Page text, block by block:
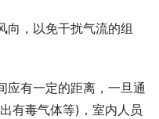
向，以免干扰气流的组
应有一定的距离，一旦通
有毒气体等)，室内人员